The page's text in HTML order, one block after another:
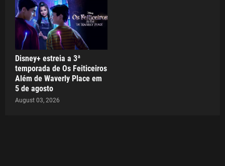
Disney+ estreia a 3ª
temporada de Os Feiticeiros
Além de Waverly Place em
5 de agosto
August 03, 2026